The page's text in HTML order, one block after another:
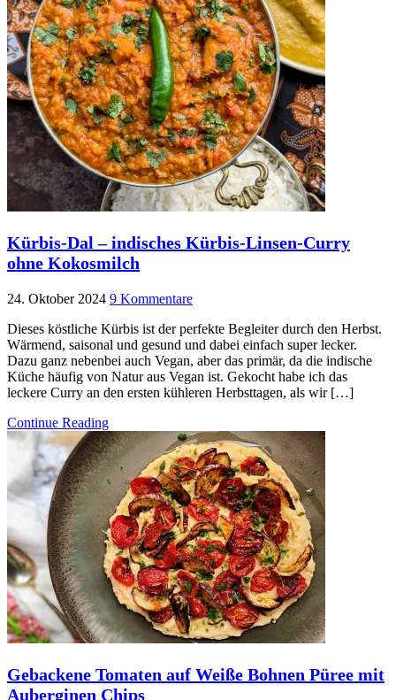
Kürbis-Dal – indisches Kürbis-Linsen-Curry
ohne Kokosmilch
24. Oktober 2024 9 Kommentare
Dieses köstliche Kürbis ist der perfekte Begleiter durch den Herbst.
Wärmend, saisonal und gesund und dabei einfach super lecker.
Dazu ganz nebenbei auch Vegan, aber das primär, da die indische
Küche häufig von Natur aus Vegan ist. Gekocht habe ich das
leckere Curry an den ersten kühleren Herbsttagen, als wir […]
Continue Reading
Gebackene Tomaten auf Weiße Bohnen Püree mit
Auberginen Chips